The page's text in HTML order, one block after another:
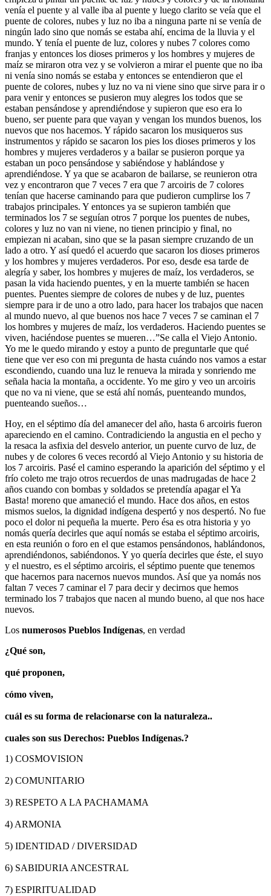
venía el puente y al valle iba al puente y luego clarito se veía que el
puente de colores, nubes y luz no iba a ninguna parte ni se venía de
ningún lado sino que nomás se estaba ahí, encima de la lluvia y el
mundo. Y tenía el puente de luz, colores y nubes 7 colores como
franjas y entonces los dioses primeros y los hombres y mujeres de
maíz se miraron otra vez y se volvieron a mirar el puente que no iba
ni venía sino nomás se estaba y entonces se entendieron que el
puente de colores, nubes y luz no va ni viene sino que sirve para ir o
para venir y entonces se pusieron muy alegres los todos que se
estaban pensándose y aprendiéndose y supieron que eso era lo
bueno, ser puente para que vayan y vengan los mundos buenos, los
nuevos que nos hacemos. Y rápido sacaron los musiqueros sus
instrumentos y rápido se sacaron los pies los dioses primeros y los
hombres y mujeres verdaderos y a bailar se pusieron porque ya
estaban un poco pensándose y sabiéndose y hablándose y
aprendiéndose. Y ya que se acabaron de bailarse, se reunieron otra
vez y encontraron que 7 veces 7 era que 7 arcoiris de 7 colores
tenían que hacerse caminando para que pudieron cumplirse los 7
trabajos principales. Y entonces ya se supieron también que
terminados los 7 se seguían otros 7 porque los puentes de nubes,
colores y luz no van ni viene, no tienen principio y final, no
empiezan ni acaban, sino que se la pasan siempre cruzando de un
lado a otro. Y así quedó el acuerdo que sacaron los dioses primeros
y los hombres y mujeres verdaderos. Por eso, desde esa tarde de
alegría y saber, los hombres y mujeres de maíz, los verdaderos, se
pasan la vida haciendo puentes, y en la muerte también se hacen
puentes. Puentes siempre de colores de nubes y de luz, puentes
siempre para ir de uno a otro lado, para hacer los trabajos que nacen
al mundo nuevo, al que buenos nos hace 7 veces 7 se caminan el 7
los hombres y mujeres de maíz, los verdaderos. Haciendo puentes se
viven, haciéndose puentes se mueren…”Se calla el Viejo Antonio.
Yo me le quedo mirando y estoy a punto de preguntarle que qué
tiene que ver eso con mi pregunta de hasta cuándo nos vamos a estar
escondiendo, cuando una luz le renueva la mirada y sonriendo me
señala hacia la montaña, a occidente. Yo me giro y veo un arcoiris
que no va ni viene, que se está ahí nomás, puenteando mundos,
puenteando sueños…
Hoy, en el séptimo día del amanecer del año, hasta 6 arcoiris fueron
apareciendo en el camino. Contradiciendo la angustia en el pecho y
la resaca la asfixia del desvelo anterior, un puente curvo de luz, de
nubes y de colores 6 veces recordó al Viejo Antonio y su historia de
los 7 arcoiris. Pasé el camino esperando la aparición del séptimo y el
frío coleto me trajo otros recuerdos de unas madrugadas de hace 2
años cuando con bombas y soldados se pretendía apagar el Ya
Basta! moreno que amaneció el mundo. Hace dos años, en estos
mismos suelos, la dignidad indígena despertó y nos despertó. No fue
poco el dolor ni pequeña la muerte. Pero ésa es otra historia y yo
nomás quería decirles que aquí nomás se estaba el séptimo arcoiris,
en esta reunión o foro en el que estamos pensándonos, hablándonos,
aprendiéndonos, sabiéndonos. Y yo quería decirles que éste, el suyo
y el nuestro, es el séptimo arcoiris, el séptimo puente que tenemos
que hacernos para nacernos nuevos mundos. Así que ya nomás nos
faltan 7 veces 7 caminar el 7 para decir y decirnos que hemos
terminado los 7 trabajos que nacen al mundo bueno, al que nos hace
nuevos.
Los numerosos Pueblos Indígenas, en verdad
¿Qué son,
qué proponen,
cómo viven,
cuál es su forma de relacionarse con la naturaleza..
cuales son sus Derechos: Pueblos Indígenas.?
1) COSMOVISION
2) COMUNITARIO
3) RESPETO A LA PACHAMAMA
4) ARMONIA
5) IDENTIDAD / DIVERSIDAD
6) SABIDURIA ANCESTRAL
7) ESPIRITUALIDAD